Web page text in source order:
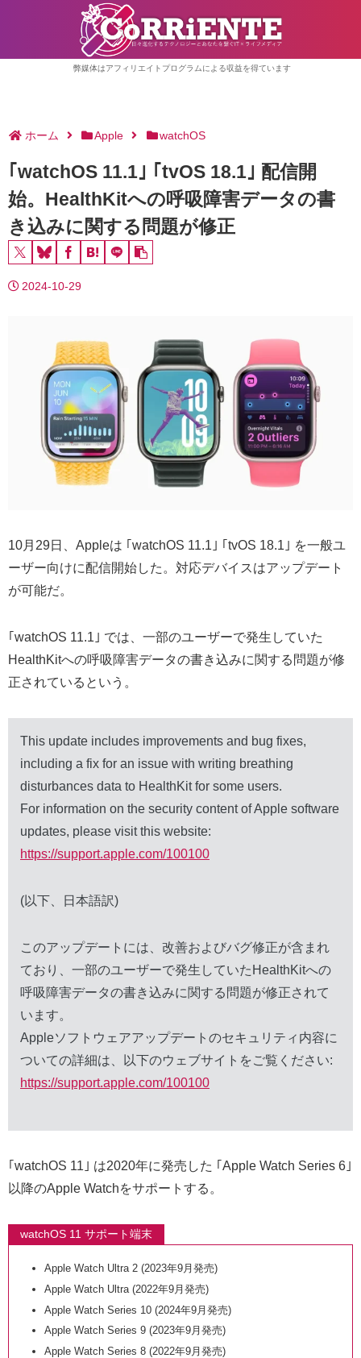
弊媒体はアフィリエイトプログラムによる収益を得ています
ホーム Apple watchOS
｢watchOS 11.1｣ ｢tvOS 18.1｣ 配信開
始。HealthKitへの呼吸障害データの書
き込みに関する問題が修正
2024-10-29
10月29日、Appleは ｢watchOS 11.1｣ ｢tvOS 18.1｣ を一般ユ
ーザー向けに配信開始した。対応デバイスはアップデート
が可能だ。
｢watchOS 11.1｣ では、一部のユーザーで発生していた
HealthKitへの呼吸障害データの書き込みに関する問題が修
正されているという。
This update includes improvements and bug fixes,
including a fix for an issue with writing breathing
disturbances data to HealthKit for some users.
For information on the security content of Apple software
updates, please visit this website:
https://support.apple.com/100100
(以下、日本語訳)
このアップデートには、改善およびバグ修正が含まれ
ており、一部のユーザーで発生していたHealthKitへの
呼吸障害データの書き込みに関する問題が修正されて
います。
Appleソフトウェアアップデートのセキュリティ内容に
ついての詳細は、以下のウェブサイトをご覧ください:
https://support.apple.com/100100
｢watchOS 11｣ は2020年に発売した ｢Apple Watch Series 6｣
以降のApple Watchをサポートする。
watchOS 11 サポート端末
Apple Watch Ultra 2 (2023年9月発売)
Apple Watch Ultra (2022年9月発売)
Apple Watch Series 10 (2024年9月発売)
Apple Watch Series 9 (2023年9月発売)
Apple Watch Series 8 (2022年9月発売)